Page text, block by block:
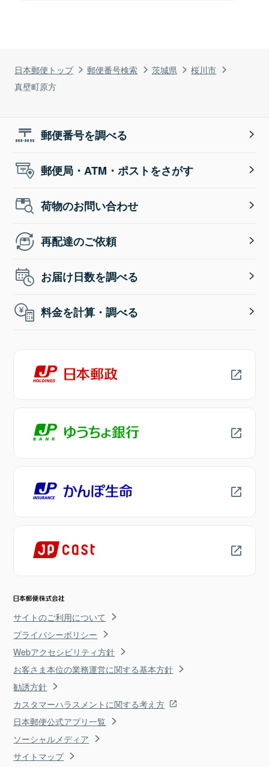
日本郵便トップ 郵便番号検索 茨城県
桜川市
真壁町原方
郵便番号を調べる
郵便局・ATM・ポストをさがす
荷物のお問い合わせ
再配達のご依頼
お届け日数を調べる
料金を計算・調べる
サイトのご利用について
プライバシーポリシー
Webアクセシビリティ方針
お客さま本位の業務運営に関する基本方針
勧誘方針
カスタマーハラスメントに関する考え方
日本郵便公式アプリ一覧
ソーシャルメディア
サイトマップ